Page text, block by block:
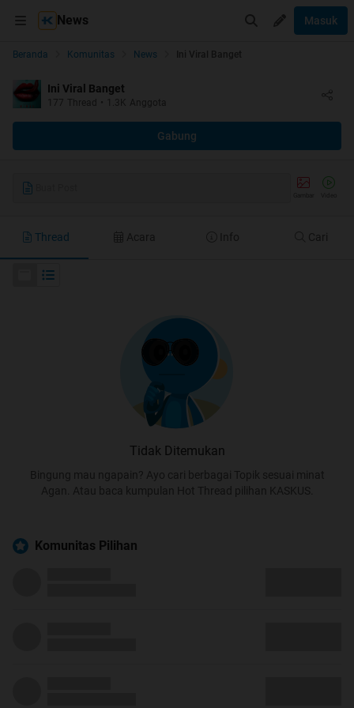
News Masuk
Beranda Komunitas News Ini Viral Banget
Ini Viral Banget
177 Thread • 1.3K Anggota
Gabung
Thread Acara Info Cari
Tidak Ditemukan
Bingung mau ngapain? Ayo cari berbagai Topik sesuai minat
Agan. Atau baca kumpulan Hot Thread pilihan KASKUS.
Komunitas Pilihan